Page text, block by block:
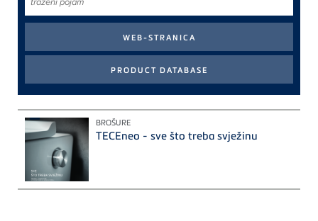
pojam
BROŠURE
TECEneo - sve što treba svježinu